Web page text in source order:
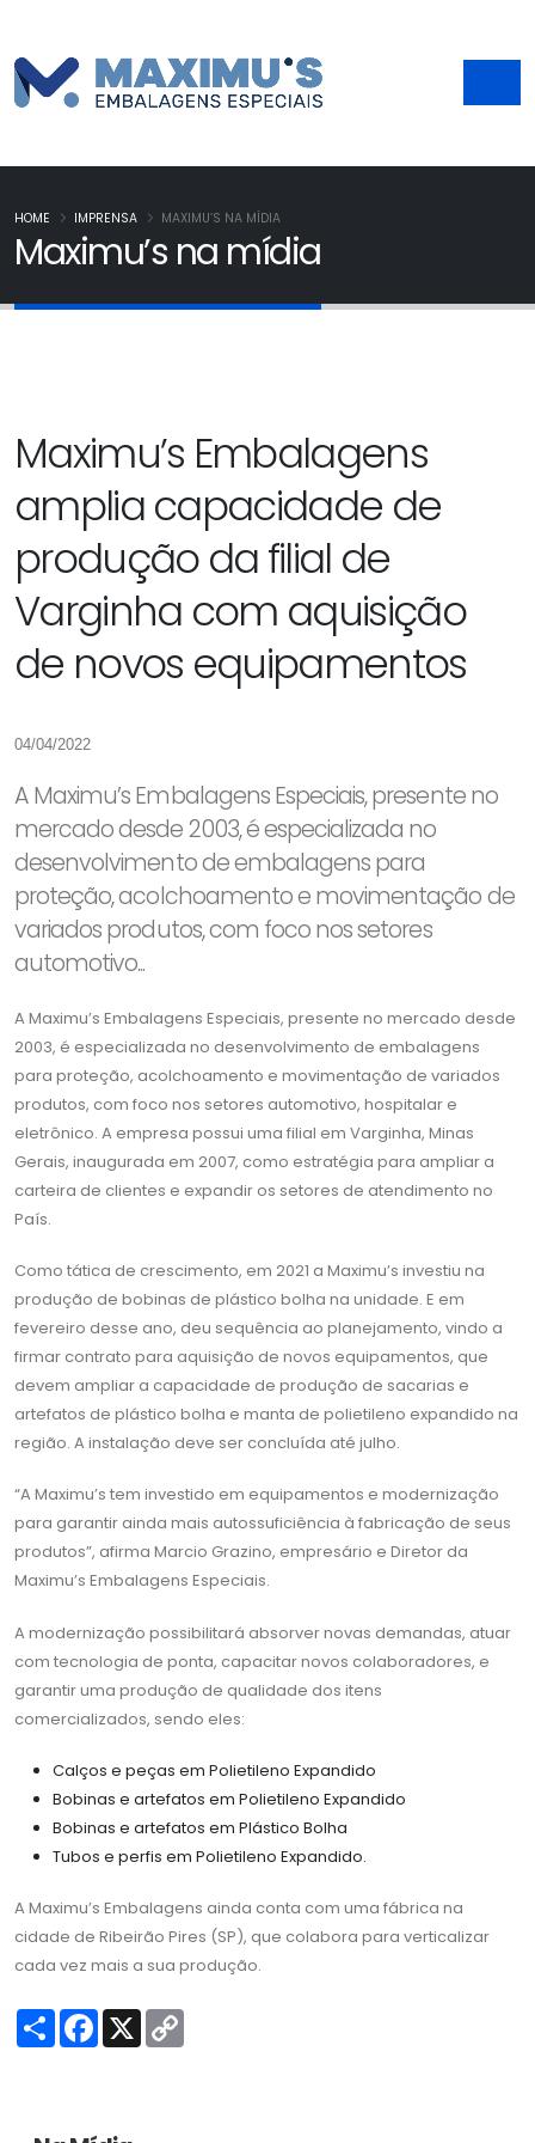
Maximu’s na mídia
HOME IMPRENSA MAXIMU’S NA MÍDIA
Maximu’s Embalagens
amplia capacidade de
produção da filial de
Varginha com aquisição
de novos equipamentos
04/04/2022
A Maximu’s Embalagens Especiais, presente no
mercado desde 2003, é especializada no
desenvolvimento de embalagens para
proteção, acolchoamento e movimentação de
variados produtos, com foco nos setores
automotivo...
A Maximu’s Embalagens Especiais, presente no mercado desde
2003, é especializada no desenvolvimento de embalagens
para proteção, acolchoamento e movimentação de variados
produtos, com foco nos setores automotivo, hospitalar e
eletrônico. A empresa possui uma filial em Varginha, Minas
Gerais, inaugurada em 2007, como estratégia para ampliar a
carteira de clientes e expandir os setores de atendimento no
País.
Como tática de crescimento, em 2021 a Maximu’s investiu na
produção de bobinas de plástico bolha na unidade. E em
fevereiro desse ano, deu sequência ao planejamento, vindo a
firmar contrato para aquisição de novos equipamentos, que
devem ampliar a capacidade de produção de sacarias e
artefatos de plástico bolha e manta de polietileno expandido na
região. A instalação deve ser concluída até julho.
“A Maximu’s tem investido em equipamentos e modernização
para garantir ainda mais autossuficiência à fabricação de seus
produtos”, afirma Marcio Grazino, empresário e Diretor da
Maximu’s Embalagens Especiais.
A modernização possibilitará absorver novas demandas, atuar
com tecnologia de ponta, capacitar novos colaboradores, e
garantir uma produção de qualidade dos itens
comercializados, sendo eles:
Calços e peças em Polietileno Expandido
Bobinas e artefatos em Polietileno Expandido
Bobinas e artefatos em Plástico Bolha
Tubos e perfis em Polietileno Expandido.
A Maximu’s Embalagens ainda conta com uma fábrica na
cidade de Ribeirão Pires (SP), que colabora para verticalizar
cada vez mais a sua produção.
S
F
o
X